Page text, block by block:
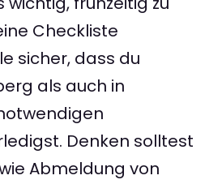
Checkliste
sicher, dass du
als auch in
Denken solltest
Abmeldung von